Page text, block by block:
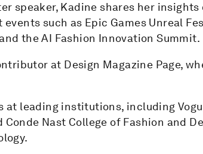
speaker, Kadine shares her
such as Epic Games Unreal
the AI Fashion Innovation Summit.
at Design Magazine Page,
at leading institutions, including
Conde Nast College of Fashion and